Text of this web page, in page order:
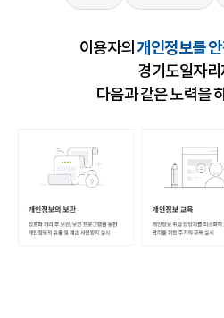
이용자의개인정보를
경기도일자
다음과 같은 노력을